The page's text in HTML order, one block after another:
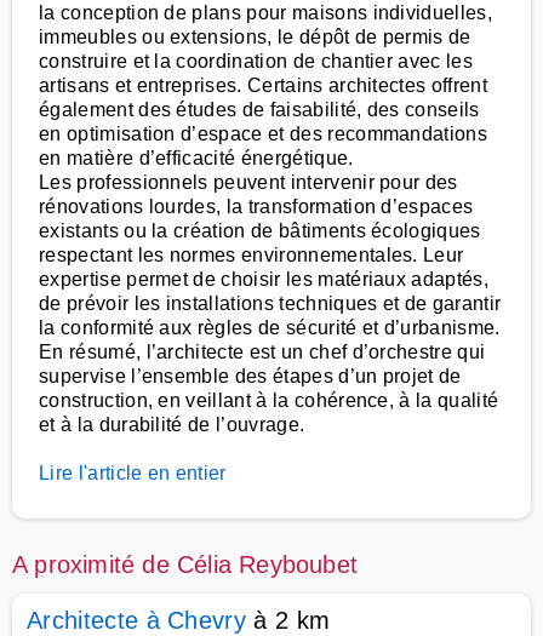
la conception de plans pour maisons individuelles,
immeubles ou extensions, le dépôt de permis de
construire et la coordination de chantier avec les
artisans et entreprises. Certains architectes offrent
également des études de faisabilité, des conseils
en optimisation d’espace et des recommandations
en matière d’efficacité énergétique.
Les professionnels peuvent intervenir pour des
rénovations lourdes, la transformation d’espaces
existants ou la création de bâtiments écologiques
respectant les normes environnementales. Leur
expertise permet de choisir les matériaux adaptés,
de prévoir les installations techniques et de garantir
la conformité aux règles de sécurité et d’urbanisme.
En résumé, l’architecte est un chef d’orchestre qui
supervise l’ensemble des étapes d’un projet de
construction, en veillant à la cohérence, à la qualité
et à la durabilité de l’ouvrage.
Lire l'article en entier
A proximité de Célia Reyboubet
Architecte à Chevry à 2 km